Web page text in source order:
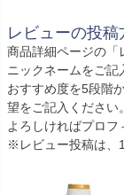
コスチュー
インナー・
ジュエリー
Graduation &
卒業式・入学
きちんと感のあるフ
Buy & Support
07 販売・共通の
品質・返品・お手
08 送料・お支払い
送料・決済方法
お問い合わせ
レビューの投稿
商品詳細ページの「
ニックネームをご記
おすすめ度を5段階
望をご記入ください。
よろしければプロフ
※レビュー投稿は、